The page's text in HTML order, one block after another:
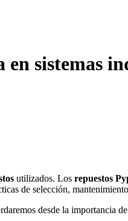
en sistemas
utilizados. Los repuestos
de selección,
desde la importancia